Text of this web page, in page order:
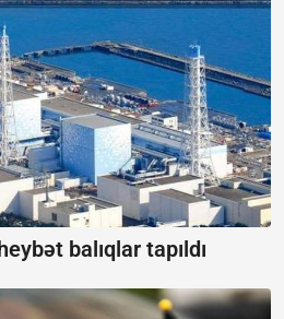
balıqlar tapıldı